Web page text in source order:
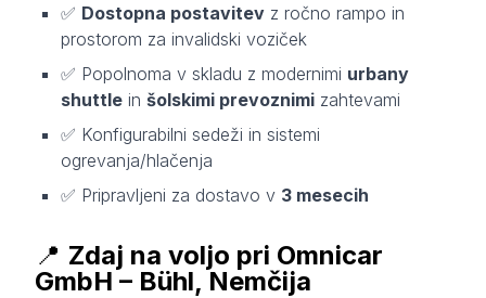
✅ Dostopna postavitev z ročno rampo in
prostorom za invalidski voziček
✅ Popolnoma v skladu z modernimi urbany
shuttle in šolskimi prevoznimi zahtevami
✅ Konfigurabilni sedeži in sistemi
ogrevanja/hlačenja
✅ Pripravljeni za dostavo v 3 mesecih
📍 Zdaj na voljo pri Omnicar
GmbH – Bühl, Nemčija